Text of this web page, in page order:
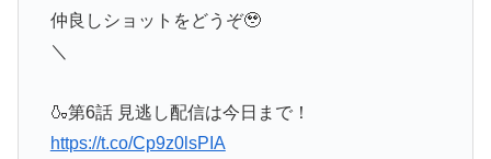
仲良しショットをどうぞ🥹
＼
🍶第6話 見逃し配信は今日まで！
https://t.co/Cp9z0lsPIA